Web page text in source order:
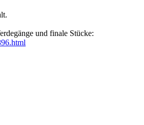
und finale Stücke: